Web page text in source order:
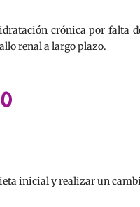
crónica por falta
renal a largo plazo.
inicial y realizar un